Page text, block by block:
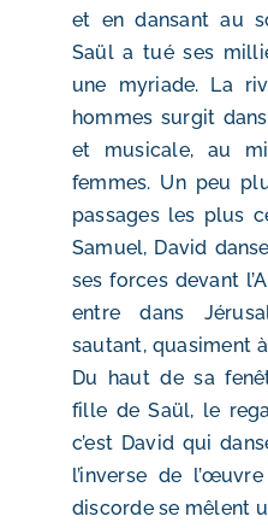
et en dansant au
Saül a tué ses
une myriade. La
hommes surgit
et musicale, au
femmes. Un peu
passages les plus
Samuel, David
ses forces devant
entre dans
sautant, quasiment
Du haut de sa
fille de Saül, le
c’est David qui
l’inverse de
discorde se mêlent